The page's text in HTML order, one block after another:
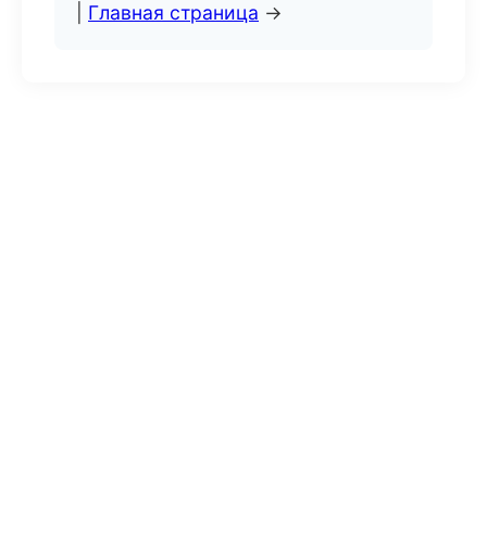
Главная страница →